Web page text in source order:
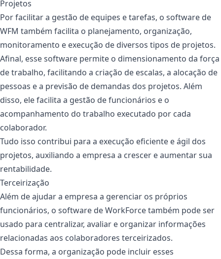
Projetos
Por facilitar a gestão de equipes e tarefas, o software de
WFM também facilita o planejamento, organização,
monitoramento e execução de diversos tipos de projetos.
Afinal, esse software permite o dimensionamento da força
de trabalho, facilitando a criação de escalas, a alocação de
pessoas e a previsão de demandas dos projetos. Além
disso, ele facilita a gestão de funcionários e o
acompanhamento do trabalho executado por cada
colaborador.
Tudo isso contribui para a execução eficiente e ágil dos
projetos, auxiliando a empresa a crescer e aumentar sua
rentabilidade.
Terceirização
Além de ajudar a empresa a gerenciar os próprios
funcionários, o software de WorkForce também pode ser
usado para centralizar, avaliar e organizar informações
relacionadas aos colaboradores terceirizados.
Dessa forma, a organização pode incluir esses